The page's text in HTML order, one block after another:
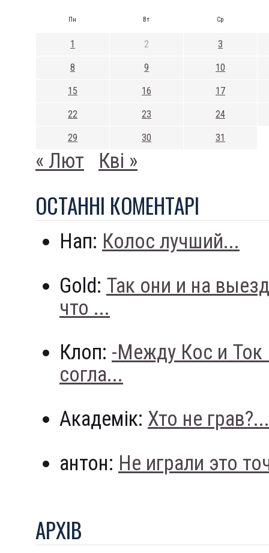
Пн Вт Ср
1 2 3
8 9 10
15 16 17
22 23 24
29 30 31
« Лют Кві »
ОСТАННI КОМЕНТАРI
Нап: Колос лучший...
Gold: Так они и на
что ...
Клоп: -Между Кос и
согла...
Академік: Хто не грав?...
антон: Не играли это
АРХIВ